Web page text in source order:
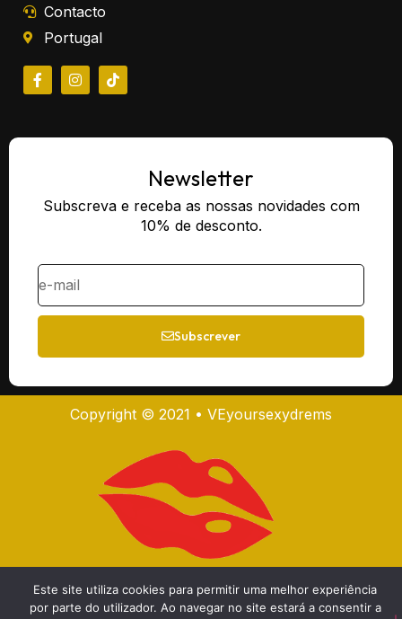
Contacto
Portugal
Newsletter
Subscreva e receba as nossas novidades com
10% de desconto.
Subscrever
Copyright © 2021 • VEyoursexydrems
Este site utiliza cookies para permitir uma melhor experiência
por parte do utilizador. Ao navegar no site estará a consentir a